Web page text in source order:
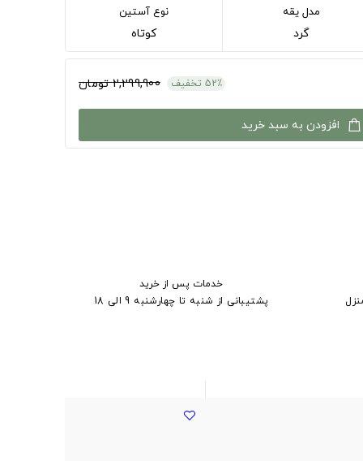
مدل یقه
گرد
نوع آستین
کوتاه
52٪ تخفیف 2,299,900 تومان
افزودن به سبد خرید
خدمات پس از خرید
پشتیبانی از شنبه تا چهارشنبه 9 الی 18